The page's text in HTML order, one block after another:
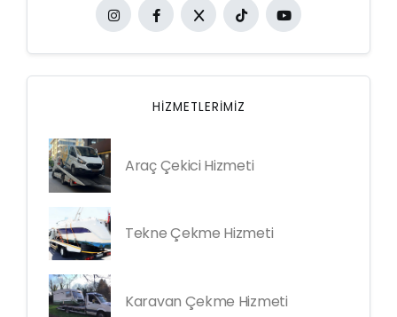
HIZMETLERIMIZ
Araç Çekici Hizmeti
Tekne Çekme Hizmeti
Karavan Çekme Hizmeti